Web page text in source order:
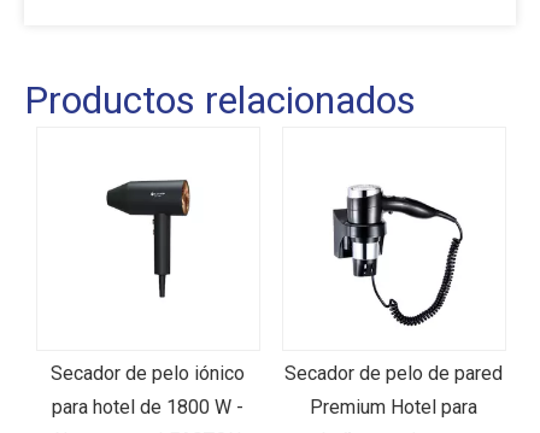
Productos relacionados
Secador de pelo de pared
Premium Hotel para
La nueva generación de
secadores de cabello